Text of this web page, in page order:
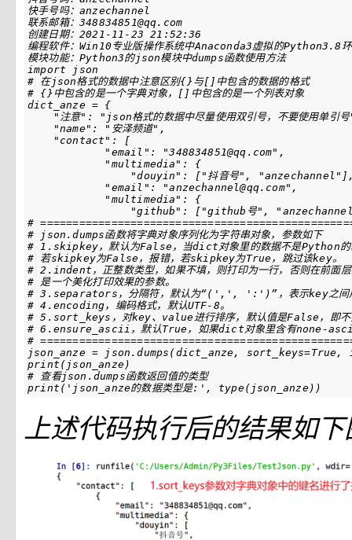
模块功能：Python3的json模块中dumps函数使用方法
import
json
# 在json格式的数据中注意区别{}与[]中包含的数据的格式
# {}中包含的是一个字典对象，[]中包含的是一个列表对象
dict_anze = {
"注意" :
"json格式的数据中尽量使用双引号，不要使用单引
"name" : "安泽频道" ,
"contact" :
[
"email" : "348834851@qq.com" ,
"multimedia" :
{
"douyin" : [ "抖音号" , "anzechannel"
"email" : "anzechannel@qq.com" ,
"multimedia" :
{
"github" : [ "github号" ,
#
# json.dumps函数将字典对象序列化为字符串对象，参数如下
# 1.skipkey，默认为False，当dict对象里的数据不是
# 若skipkey为False，报错，若skipkey为True，跳过该key。
# 2.indent，正整数类型，如果不填，则打印为一行，否则在前面
# 是一个美化打印效果的参数。
# 3.separators，分隔符，默认为“(',', ':')”，表示key之间
# 4.encoding，编码格式，默认UTF-8。
# 5.sort_keys，对key、value进行排序，默认值是False，即不
# 6.ensure_ascii，默认True，如果dict对象里含有none-ascii
#
json_anze = json .dumps (dict_anze, sort_keys=True,
print ( json_anze)
# 查看json.dumps函数返回值的类型
print ( 'json_anze的数据类型是:' , type( json_anze))
上述代码执行后的结果如